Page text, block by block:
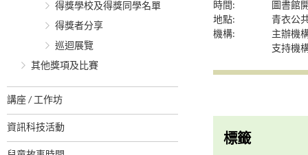
得獎學校及得獎同學名單
得獎者分享
巡迴展覽
其他獎項及比賽
講座 / 工作坊
資訊科技活動
時間:
圖書館
地點:
青衣公
機構:
主辦機
支持機
標籤